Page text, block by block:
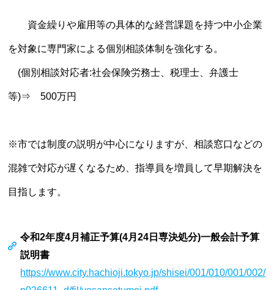
資金繰りや雇用等の具体的な経営課題を持つ中小企業
を対象に専門家による個別相談体制を強化する。
(個別相談対応者:社会保険労務士、税理士、弁護士
等)⇒ 500万円
※市では制度の説明が中心になりますが、相談窓口などの
混雑で対応が遅くなるため、指導員を増員して早期解決を
目指します。
令和2年度4月補正予算(4月24日専決処分)一般会計予算
説明書
https://www.city.hachioji.tokyo.jp/shisei/001/010/001/002/